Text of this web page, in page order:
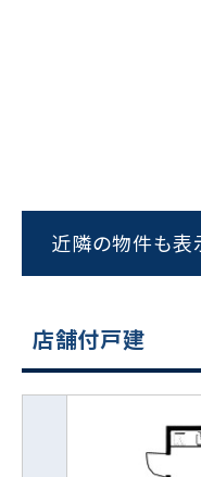
近隣の物件も表
店舗付戸建